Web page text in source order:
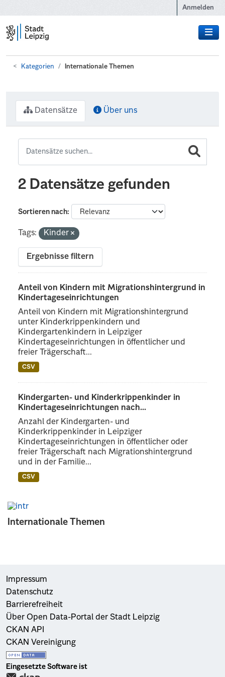
Anmelden
Kategorien Internationale Themen
Internationale Themen
Datensätze Über uns
2 Datensätze gefunden
Sortieren nach
Tags: Kinder
Ergebnisse filtern
Anteil von Kindern mit Migrationshintergrund in
Kindertageseinrichtungen
Anteil von Kindern mit Migrationshintergrund
unter Kinderkrippenkindern und
Kindergartenkindern in Leipziger
Kindertageseinrichtungen in öffentlicher und
freier Trägerschaft...
CSV
Kindergarten- und Kinderkrippenkinder in
Kindertageseinrichtungen nach...
Anzahl der Kindergarten- und
Kinderkrippenkinder in Leipziger
Kindertageseinrichtungen in öffentlicher oder
freier Trägerschaft nach Migrationshintergrund
und in der Familie...
CSV
Impressum
Datenschutz
Barrierefreiheit
Über Open Data-Portal der Stadt Leipzig
CKAN API
CKAN Vereinigung
Eingesetzte Software ist